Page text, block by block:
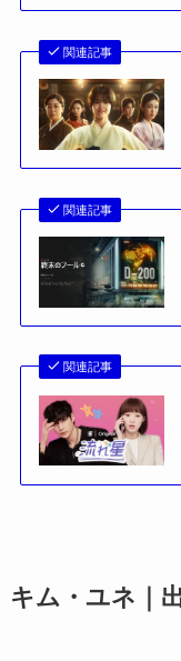
関連記事
関連記事
関連記事
キム・ユネ｜